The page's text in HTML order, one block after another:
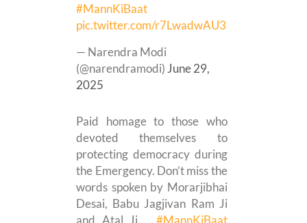
#MannKiBaat
pic.twitter.com/r7LwadwAU3
— Narendra Modi
(@narendramodi) June 29,
2025
Paid homage to those who
devoted themselves to
protecting democracy during
the Emergency. Don’t miss the
words spoken by Morarjibhai
Desai, Babu Jagjivan Ram Ji
and Atal Ji… #MannKiBaat